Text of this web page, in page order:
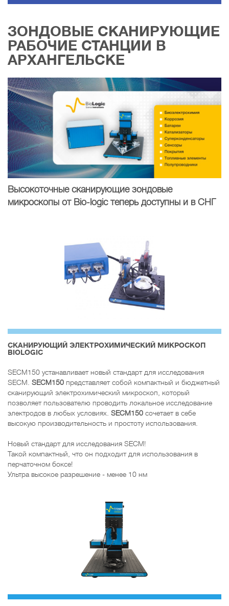
ЗОНДОВЫЕ СКАНИРУЮЩИЕ
РАБОЧИЕ СТАНЦИИ В
АРХАНГЕЛЬСКЕ
Высокоточные сканирующие зондовые
микроскопы от Bio-logic теперь доступны и в СНГ
CКАНИРУЮЩИЙ ЭЛЕКТРОХИМИЧЕСКИЙ МИКРОСКОП
BIOLOGIC
SECM150 устанавливает новый стандарт для исследования
SECM. SECM150 представляет собой компактный и бюджетный
сканирующий электрохимический микроскоп, который
позволяет пользователю проводить локальное исследование
электродов в любых условиях. SECM150 сочетает в себе
высокую производительность и простоту использования.
Новый стандарт для исследования SECM!
Такой компактный, что он подходит для использования в
перчаточном боксе!
Ультра высокое разрешение - менее 10 нм